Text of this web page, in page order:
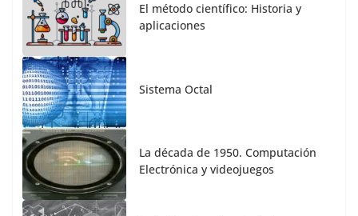
El método científico: Historia y
aplicaciones
Sistema Octal
La década de 1950. Computación
Electrónica y videojuegos